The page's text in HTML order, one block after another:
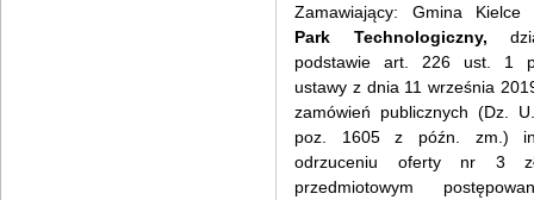
Zamawiający: Gmina
Park Technologiczny,
podstawie art. 226 ust. 1
ustawy z dnia 11 września
zamówień publicznych (Dz.
poz. 1605 z późn. zm.)
odrzuceniu oferty nr 3
przedmiotowym